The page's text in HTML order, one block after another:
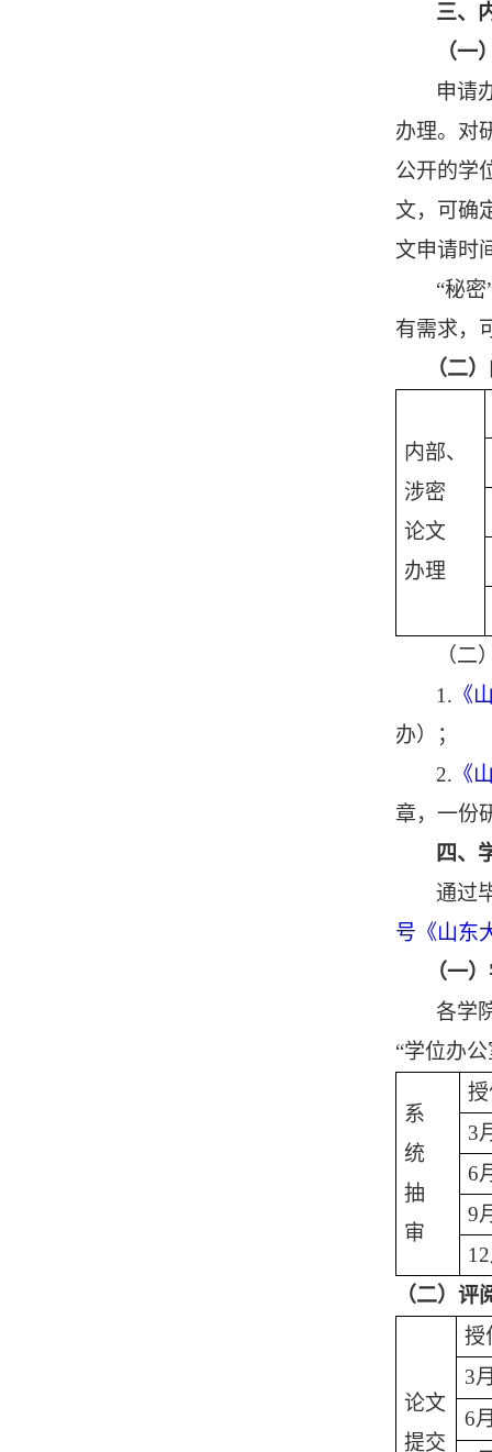
三、
（一
申请
办理。对
公开的学
文，可确
文申请时
“秘
有需求，
（二
内部、
涉密
论文
办理
（二
1. 《
办）；
2. 《
章，一份
四、
通过
号《山东
（一
各学
“学位办
系
统
抽
审
3
6
9
（二） 评
论文
提交
授
3
6